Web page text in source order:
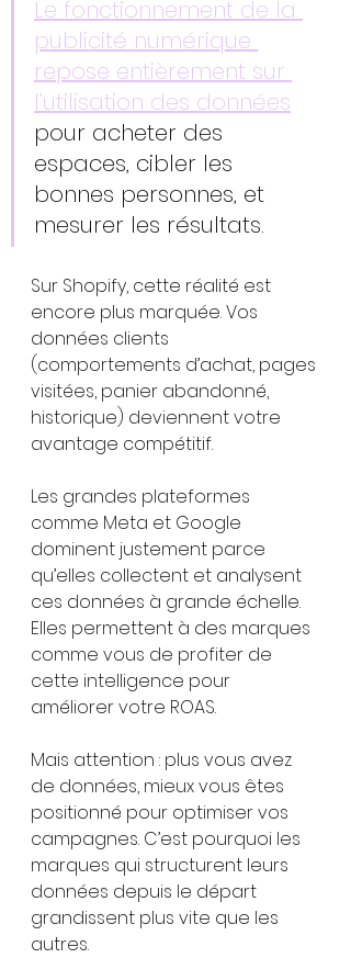
Le fonctionnement de la
publicité numérique
repose entièrement sur
l’utilisation des données
pour acheter des
espaces, cibler les
bonnes personnes, et
mesurer les résultats.
Sur Shopify, cette réalité est
encore plus marquée. Vos
données clients
(comportements d’achat, pages
visitées, panier abandonné,
historique) deviennent votre
avantage compétitif.
Les grandes plateformes
comme Meta et Google
dominent justement parce
qu’elles collectent et analysent
ces données à grande échelle.
Elles permettent à des marques
comme vous de profiter de
cette intelligence pour
améliorer votre ROAS.
Mais attention : plus vous avez
de données, mieux vous êtes
positionné pour optimiser vos
campagnes. C’est pourquoi les
marques qui structurent leurs
données depuis le départ
grandissent plus vite que les
autres.